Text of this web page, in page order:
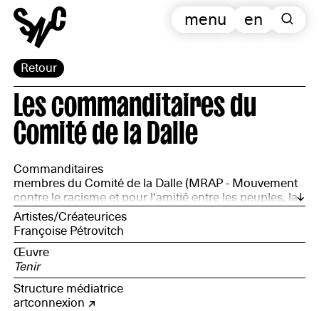
Retour
en
menu
Les commanditaires du
Comité de la Dalle
Commanditaires
membres du Comité de la Dalle (MRAP - Mouvement
contre le racisme et pour l'amitié entre les peuples, la
Ligue des Droits de l'Homme, Souchez-Solidarité
Partage, ATD Quart-Monde, la JOC - Jeunesse Ouvrière
Chrétienne et la Fondation Raoul-Follereau)
Artistes/Créateurices
Françoise Pétrovitch
Œuvre
Tenir
Structure médiatrice
artconnexion